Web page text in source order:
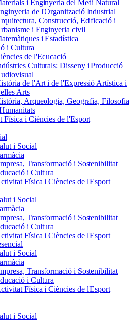
i Enginyeria del Medi Natural
de l'Organització Industrial
Construcció, Edificació i
i Enginyeria civil
i Estadística
i Cultura
de l'Educació
Culturals: Disseny i Producció
de l'Art i de l'Expressió Artística i
Arts
Arqueologia, Geografia, Filosofia
Física i Ciències de l'Esport
i Social
Transformació i Sostenibilitat
i Cultura
Física i Ciències de l'Esport
i Social
Transformació i Sostenibilitat
i Cultura
Física i Ciències de l'Esport
i Social
Transformació i Sostenibilitat
i Cultura
Física i Ciències de l'Esport
i Social